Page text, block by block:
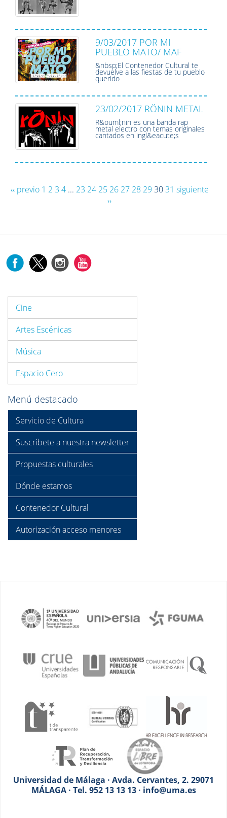
9/03/2017 POR MI
PUEBLO MATO/ MAF
&nbsp;El Contenedor Cultural te
devuelve a las fiestas de tu pueblo
querido
23/02/2017 RÖNIN METAL
R&ouml;nin es una banda rap
metal electro con temas originales
cantados en ingl&eacute;s
‹‹ previo 1 2 3 4... 23 24 25 26 27 28 29 30 31 siguiente
››
Cine
Artes Escénicas
Música
Espacio Cero
Menú destacado
Servicio de Cultura
Suscríbete a nuestra newsletter
Propuestas culturales
Dónde estamos
Contenedor Cultural
Autorización acceso menores
Universidad de Málaga · Avda. Cervantes, 2. 29071
MÁLAGA · Tel. 952 13 13 13 · info@uma.es